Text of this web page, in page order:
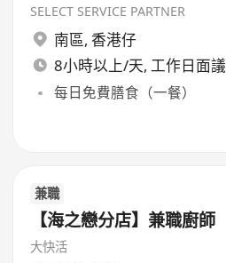
SELECT SERVICE PARTNER
南區, 香港仔
8小時以上/天, 工作日面議
每日免費膳食（一餐）
兼職
【海之戀分店】兼職廚師
大快活